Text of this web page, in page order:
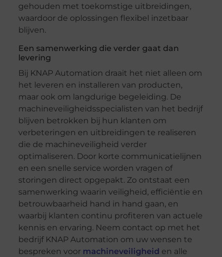
gehouden met toekomstige uitbreidingen,
waardoor de oplossingen flexibel inzetbaar
blijven.
Een samenwerking die verder gaat dan
levering
Bij KNAP Automation draait het niet alleen om
het leveren en installeren van producten,
maar ook om langdurige begeleiding. De
machineveiligheidsspecialisten van het bedrijf
blijven betrokken bij hun klanten om
verbeteringen en uitbreidingen te realiseren
die de machineveiligheid verder
optimaliseren. Door korte communicatielijnen
en een snelle service worden vragen of
storingen direct opgepakt. Zo ontstaat een
samenwerking waarin veiligheid, efficiëntie en
betrouwbaarheid hand in hand gaan, en
waarbij klanten continu profiteren van actuele
kennis en ervaring. Neem contact op met het
bedrijf KNAP Automation om uw wensen te
bespreken voor machineveiligheid en alle